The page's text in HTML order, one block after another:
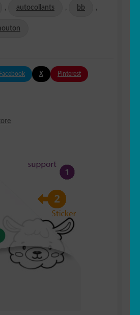
, autocollants , bb ,
Facebook X Pinterest